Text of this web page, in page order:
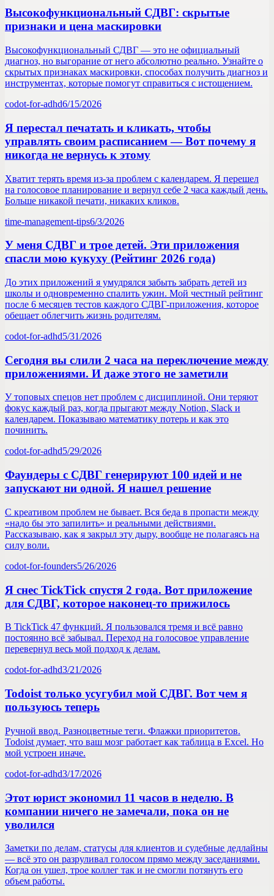
Высокофункциональный СДВГ: скрытые
признаки и цена маскировки
Высокофункциональный СДВГ — это не официальный
диагноз, но выгорание от него абсолютно реально. Узнайте о
скрытых признаках маскировки, способах получить диагноз и
инструментах, которые помогут справиться с истощением.
codot-for-adhd6/15/2026
Я перестал печатать и кликать, чтобы
управлять своим расписанием — Вот почему я
никогда не вернусь к этому
Хватит терять время из-за проблем с календарем. Я перешел
на голосовое планирование и вернул себе 2 часа каждый день.
Больше никакой печати, никаких кликов.
time-management-tips6/3/2026
У меня СДВГ и трое детей. Эти приложения
спасли мою кукуху (Рейтинг 2026 года)
До этих приложений я умудрялся забыть забрать детей из
школы и одновременно спалить ужин. Мой честный рейтинг
после 6 месяцев тестов каждого СДВГ-приложения, которое
обещает облегчить жизнь родителям.
codot-for-adhd5/31/2026
Сегодня вы слили 2 часа на переключение между
приложениями. И даже этого не заметили
У топовых спецов нет проблем с дисциплиной. Они теряют
фокус каждый раз, когда прыгают между Notion, Slack и
календарем. Показываю математику потерь и как это
починить.
codot-for-adhd5/29/2026
Фаундеры с СДВГ генерируют 100 идей и не
запускают ни одной. Я нашел решение
С креативом проблем не бывает. Вся беда в пропасти между
«надо бы это запилить» и реальными действиями.
Рассказываю, как я закрыл эту дыру, вообще не полагаясь на
силу воли.
codot-for-founders5/26/2026
Я снес TickTick спустя 2 года. Вот приложение
для СДВГ, которое наконец-то прижилось
В TickTick 47 функций. Я пользовался тремя и всё равно
постоянно всё забывал. Переход на голосовое управление
перевернул весь мой подход к делам.
codot-for-adhd3/21/2026
Todoist только усугубил мой СДВГ. Вот чем я
пользуюсь теперь
Ручной ввод. Разноцветные теги. Флажки приоритетов.
Todoist думает, что ваш мозг работает как таблица в Excel. Но
мой устроен иначе.
codot-for-adhd3/17/2026
Этот юрист экономил 11 часов в неделю. В
компании ничего не замечали, пока он не
уволился
Заметки по делам, статусы для клиентов и судебные дедлайны
— всё это он разруливал голосом прямо между заседаниями.
Когда он ушел, трое коллег так и не смогли потянуть его
объем работы.